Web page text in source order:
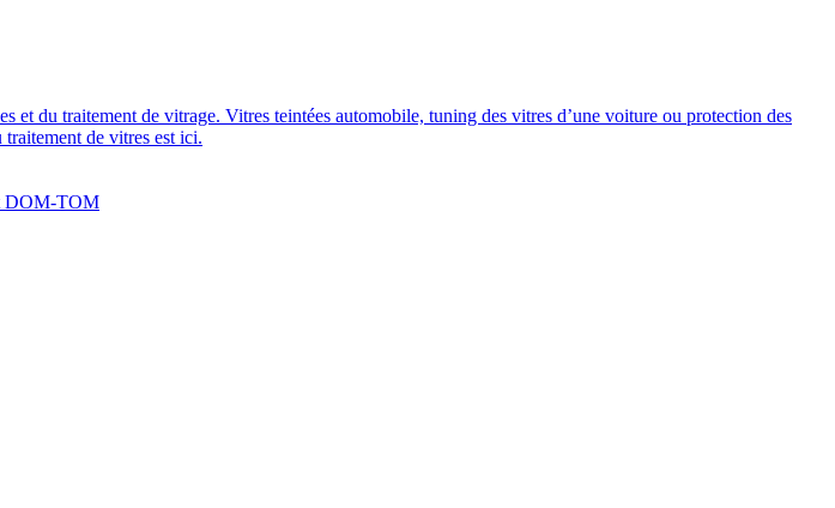
et du traitement de vitrage. Vitres teintées automobile, tuning des vitres d’une voiture ou protection des
de vitres est ici.
DOM-TOM